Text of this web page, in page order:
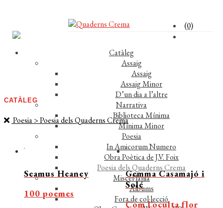
(0)
Catàleg
Assaig
Assaig
Assaig Minor
D’un dia a l’altre
Narrativa
Biblioteca Mínima
Mínima Minor
Poesia
In Amicorum Numero
Obra Poètica de J.V. Foix
Poesia dels Quaderns Crema
Miscel·lània
Àlbums
Fora de col·lecció
CATÀLEG
Poesia > Poesia dels Quaderns Crema
Seamus Heaney
100 poemes
Gemma Casamajó i
Solé
Com l’oculta flor